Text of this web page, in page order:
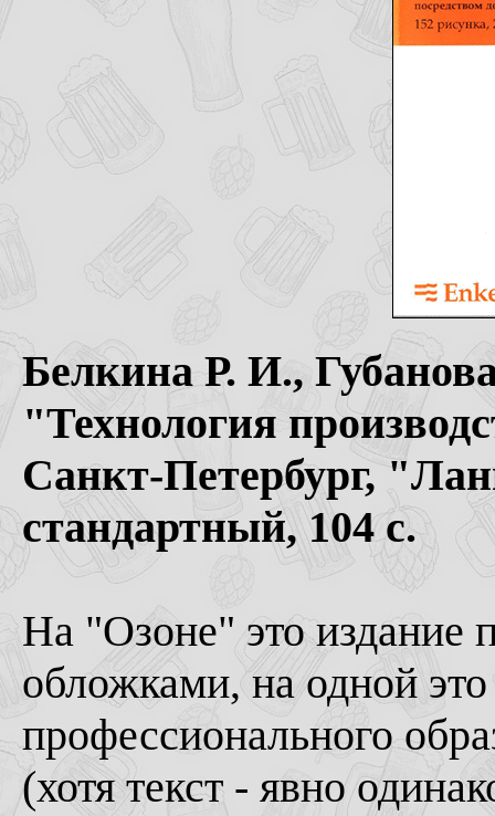
Белкина Р. И.,
"Технология
Санкт-Петербург,
стандартный, 104 с.
На "Озоне" это издание
обложками, на одной
профессионального
(хотя текст - явно